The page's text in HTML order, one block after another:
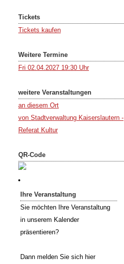
Tickets
Tickets kaufen
Weitere Termine
Fri 02.04.2027 19:30 Uhr
weitere Veranstaltungen
an diesem Ort
von Stadtverwaltung Kaiserslautern -
Referat Kultur
QR-Code
Ihre Veranstaltung
Sie möchten Ihre Veranstaltung
in unserem Kalender
präsentieren?
Dann melden Sie sich hier